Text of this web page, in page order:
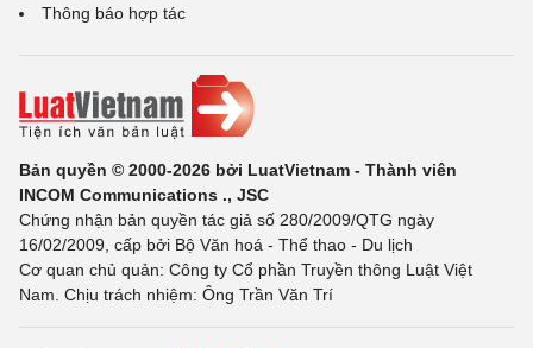
Thông báo hợp tác
Bản quyền © 2000-2026 bởi LuatVietnam - Thành viên
INCOM Communications ., JSC
Chứng nhận bản quyền tác giả số 280/2009/QTG ngày
16/02/2009, cấp bởi Bộ Văn hoá - Thể thao - Du lịch
Cơ quan chủ quản: Công ty Cổ phần Truyền thông Luật Việt
Nam. Chịu trách nhiệm: Ông Trần Văn Trí